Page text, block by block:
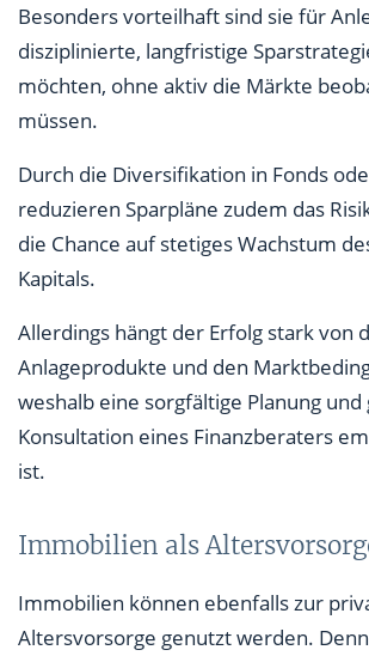
Besonders vorteilhaft sind sie für
disziplinierte, langfristige
möchten, ohne aktiv die Märkte
müssen.
Durch die Diversifikation in Fonds
reduzieren Sparpläne zudem das
die Chance auf stetiges Wachstum
Kapitals.
Allerdings hängt der Erfolg stark von
Anlageprodukte und den
weshalb eine sorgfältige Planung und
Konsultation eines Finanzberaters
ist.
Immobilien als
Immobilien können ebenfalls zur
Altersvorsorge genutzt werden.